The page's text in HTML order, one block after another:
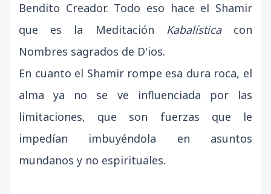
Bendito Creador. Todo eso hace el Shamir
que es la Meditación Kabalística con
Nombres sagrados de D'ios.
En cuanto el Shamir rompe esa dura roca, el
alma ya no se ve influenciada por las
limitaciones, que son fuerzas que le
impedían imbuyéndola en asuntos
mundanos y no espirituales.